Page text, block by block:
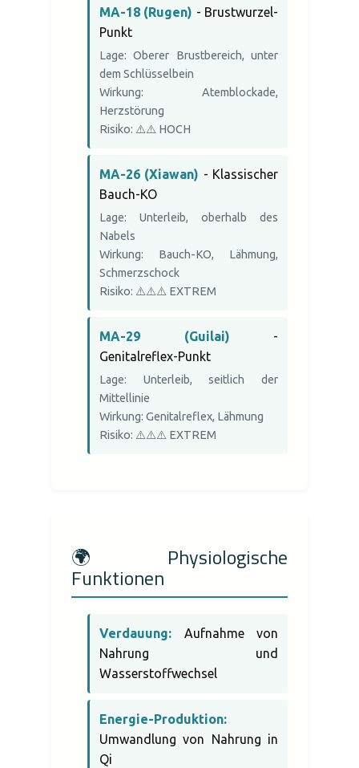
MA-18 (Rugen) - Brustwurzel-
Punkt
Lage: Oberer Brustbereich, unter
dem Schlüsselbein
Wirkung: Atemblockade,
Herzstörung
Risiko: ⚠️⚠️ HOCH
MA-26 (Xiawan) - Klassischer
Bauch-KO
Lage: Unterleib, oberhalb des
Nabels
Wirkung: Bauch-KO, Lähmung,
Schmerzschock
Risiko: ⚠️⚠️⚠️ EXTREM
MA-29 (Guilai) -
Genitalreflex-Punkt
Lage: Unterleib, seitlich der
Mittellinie
Wirkung: Genitalreflex, Lähmung
Risiko: ⚠️⚠️⚠️ EXTREM
🌍 Physiologische
Funktionen
Verdauung: Aufnahme von
Nahrung und
Wasserstoffwechsel
Energie-Produktion:
Umwandlung von Nahrung in
Qi